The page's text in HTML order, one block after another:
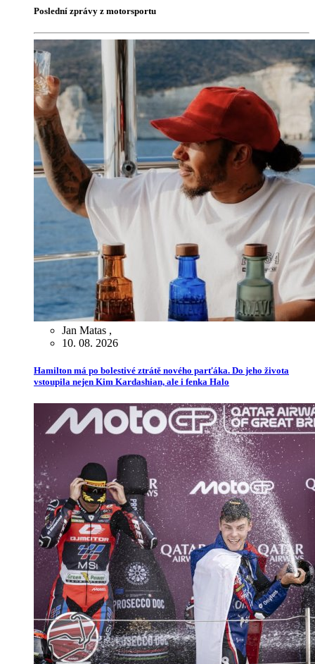
Poslední zprávy z motorsportu
Jan Matas ,
10. 08. 2026
Hamilton má po bolestivé ztrátě nového parťáka. Do jeho života
vstoupila nejen Kim Kardashian, ale i fenka Halo